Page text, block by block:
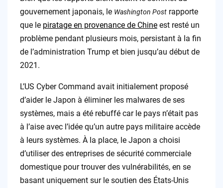
gouvernement japonais, le Washington Postrapporte
que le piratage en provenance de Chineest resté un
problème pendant plusieurs mois, persistant à la fin
de l’administration Trump et bien jusqu’au début de
2021.
L’US Cyber Command avait initialement proposé
d’aider le Japon à éliminer les malwares de ses
systèmes, mais a été rebuffé car le pays n’était pas
à l’aise avec l’idée qu’un autre pays militaire accède
à leurs systèmes. À la place, le Japon a choisi
d’utiliser des entreprises de sécurité commerciale
domestique pour trouver des vulnérabilités, en se
basant uniquement sur le soutien des États-Unis